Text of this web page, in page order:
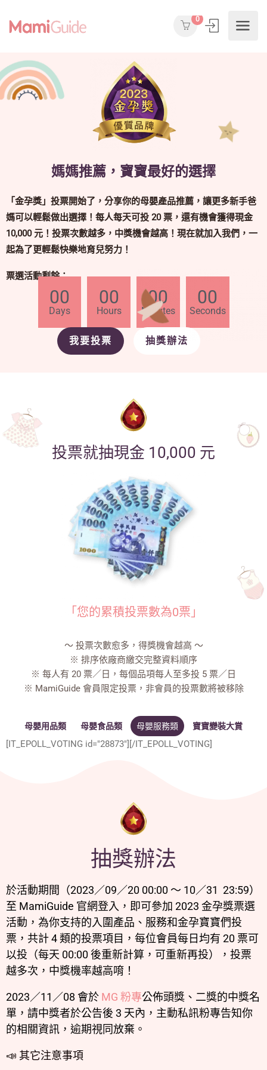
0
媽媽推薦，寶寶最好的選擇
「金孕獎」投票開始了，分享你的母嬰產品推薦，讓更多新手爸
媽可以輕鬆做出選擇！每人每天可投 20 票，還有機會獲得現金
10,000 元！投票次數越多，中獎機會越高！現在就加入我們，一
起為了更輕鬆快樂地育兒努力！
票選活動剩餘：
00
Days
00
Hours
00
Minutes
00
Seconds
我要投票 抽獎辦法
投票就抽現金 10,000 元
「您的累積投票數為0票」
～ 投票次數愈多，得獎機會越高 ～
※ 排序依廠商繳交完整資料順序
※ 每人有 20 票／日，每個品項每人至多投 5 票／日
※ MamiGuide 會員限定投票，非會員的投票數將被移除
母嬰用品類 母嬰食品類 母嬰服務類 寶寶變裝大賞
[IT_EPOLL_VOTING id="28873"][/IT_EPOLL_VOTING]
抽獎辦法
於活動期間（2023／09／20 00:00 ～ 10／31 23:59）
至 MamiGuide 官網登入，即可參加 2023 金孕獎票選
活動，為你支持的入圍產品、服務和金孕寶寶們投
票，共計 4 類的投票項目，每位會員每日均有 20 票可
以投（每天 00:00 後重新計算，可重新再投），投票
越多次，中獎機率越高唷！
2023／11／08 會於 MG 粉專公佈頭獎、二獎的中獎名
單，請中獎者於公告後 3 天內，主動私訊粉專告知你
的相關資訊，逾期視同放棄。
📣 其它注意事項